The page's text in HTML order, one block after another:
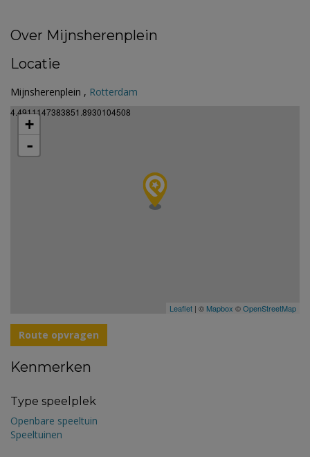
Over Mijnsherenplein
Locatie
Mijnsherenplein , Rotterdam
4.4911147383851.8930104508
+
-
Leaflet | © Mapbox ©OpenStreetMap
Route opvragen
Kenmerken
Type speelplek
Openbare speeltuin
Speeltuinen